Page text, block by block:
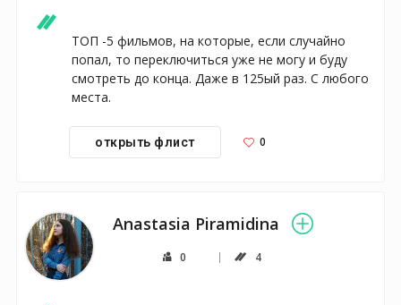
ТОП -5 фильмов, на которые, если случайно
попал, то переключиться уже не могу и буду
смотреть до конца. Даже в 125ый раз. С любого
места.
открыть флист 0
Anastasia Piramidina
0 4